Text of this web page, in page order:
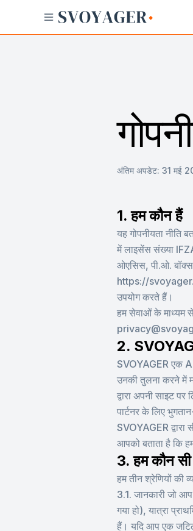
अंतिम अपडेट: 31 मई
1. हम कौन हैं
यह गोपनीयता
में लाइसेंस संख्या
ओएसिस, पी.ओ.
https://
उपयोग करते हैं।
हम सेवाओं के माध्यम
2.
SVOYAGER एक
उनकी तुलना करने में
द्वारा अपनी साइट
पार्टनर के लिए
SVOYAGER
आपको बताता है कि
3. हम कौन
हम तीन श्रेणियों की
3.1. जानकारी जो
गया हो), यात्रा
हैं। यदि आप एक